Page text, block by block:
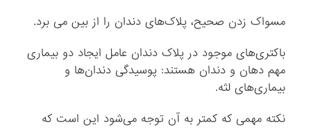
مسواک زدن صحیح، پلاک‌های دندان را از بین می برد.
باکتری‌های موجود در پلاک دندان عامل ایجاد دو بیماری
مهم دهان و دندان هستند: پوسیدگی دندان‌ها و
بیماری‌های لثه.
نکته مهمی که کمتر به آن توجه می‌شود این است که